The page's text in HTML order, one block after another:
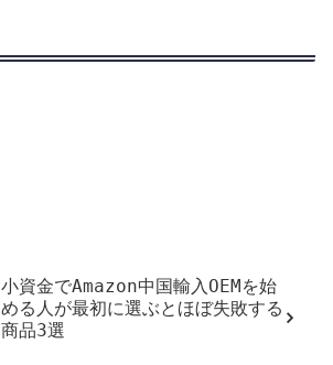
小資金でAmazon中国輸入OEMを始
める人が最初に選ぶとほぼ失敗する
商品3選